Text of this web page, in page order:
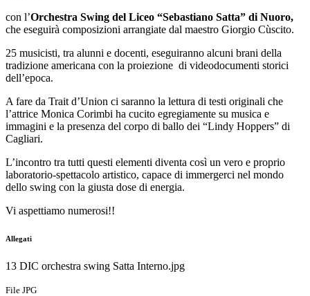
con l’Orchestra Swing del Liceo “Sebastiano Satta” di Nuoro,
che eseguirà composizioni arrangiate dal maestro Giorgio Cùscito.
25 musicisti, tra alunni e docenti, eseguiranno alcuni brani della
tradizione americana con la proiezione di videodocumenti storici
dell’epoca.
A fare da Trait d’Union ci saranno la lettura di testi originali che
l’attrice Monica Corimbi ha cucito egregiamente su musica e
immagini e la presenza del corpo di ballo dei “Lindy Hoppers” di
Cagliari.
L’incontro tra tutti questi elementi diventa così un vero e proprio
laboratorio-spettacolo artistico, capace di immergerci nel mondo
dello swing con la giusta dose di energia.
Vi aspettiamo numerosi!!
Allegati
13 DIC orchestra swing Satta Interno.jpg
File JPG